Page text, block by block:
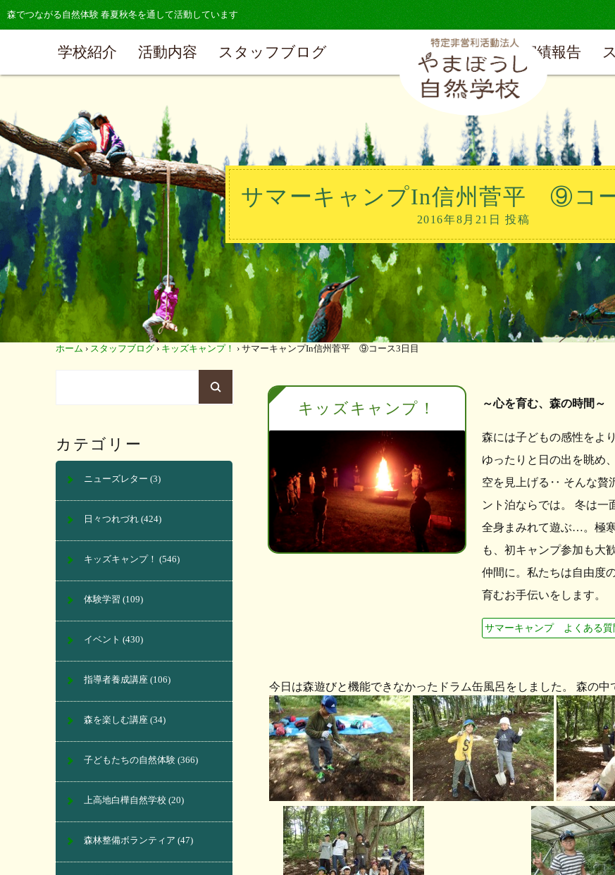
森でつながる自然体験 春夏秋冬を通して活動しています
学校紹介 活動内容 スタッフブログ 実績報告
サマーキャンプIn信州菅平 ⑨コ
2016年8月21日 投稿
ホーム › スタッフブログ › キッズキャンプ！ › サマーキャンプIn信州菅平 ⑨コース3日目
キッズキャンプ！ ～心を育む、森の時間
森には子どもの感性をよ
ゆったりと日の出を眺め
空を見上げる‥ そんな贅
ント泊ならでは。 冬は一
全身まみれて遊ぶ…。極
も、初キャンプ参加も大
仲間に。私たちは自由度
育むお手伝いをします。
サマーキャンプ よくある質
今日は森遊びと機能できなかったドラム缶風呂をしました。 森の中
カテゴリー
ニューズレター (3)
日々つれづれ (424)
キッズキャンプ！ (546)
体験学習 (109)
イベント (430)
指導者養成講座 (106)
森を楽しむ講座 (34)
子どもたちの自然体験 (366)
上高地白樺自然学校 (20)
森林整備ボランティア (47)